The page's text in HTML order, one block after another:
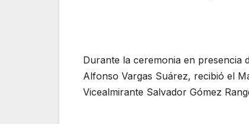
Durante la ceremonia en presencia
Alfonso Vargas Suárez, recibió el
Vicealmirante Salvador Gómez